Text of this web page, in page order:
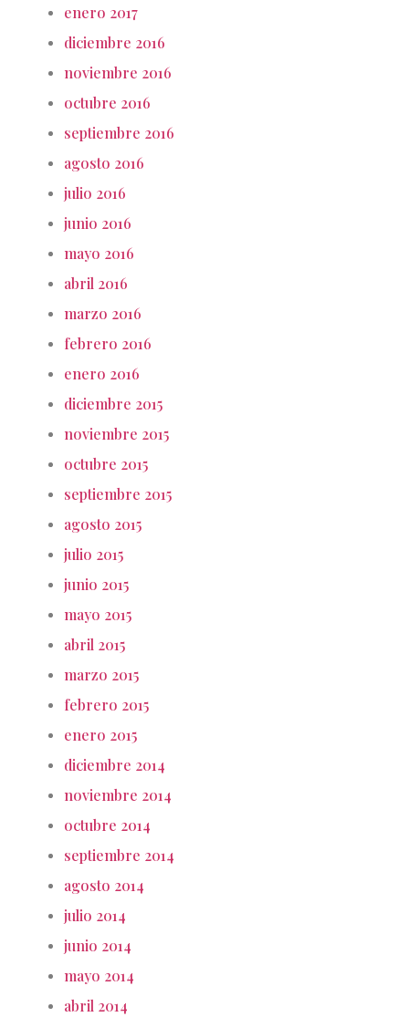
enero 2017
diciembre 2016
noviembre 2016
octubre 2016
septiembre 2016
agosto 2016
julio 2016
junio 2016
mayo 2016
abril 2016
marzo 2016
febrero 2016
enero 2016
diciembre 2015
noviembre 2015
octubre 2015
septiembre 2015
agosto 2015
julio 2015
junio 2015
mayo 2015
abril 2015
marzo 2015
febrero 2015
enero 2015
diciembre 2014
noviembre 2014
octubre 2014
septiembre 2014
agosto 2014
julio 2014
junio 2014
mayo 2014
abril 2014